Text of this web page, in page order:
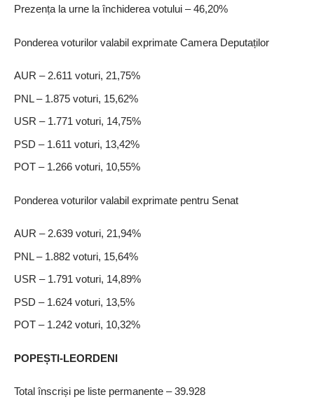
Prezența la urne la închiderea votului – 46,20%
Ponderea voturilor valabil exprimate Camera Deputaților
AUR – 2.611 voturi, 21,75%
PNL – 1.875 voturi, 15,62%
USR – 1.771 voturi, 14,75%
PSD – 1.611 voturi, 13,42%
POT – 1.266 voturi, 10,55%
Ponderea voturilor valabil exprimate pentru Senat
AUR – 2.639 voturi, 21,94%
PNL – 1.882 voturi, 15,64%
USR – 1.791 voturi, 14,89%
PSD – 1.624 voturi, 13,5%
POT – 1.242 voturi, 10,32%
POPEȘTI-LEORDENI
Total înscriși pe liste permanente – 39.928